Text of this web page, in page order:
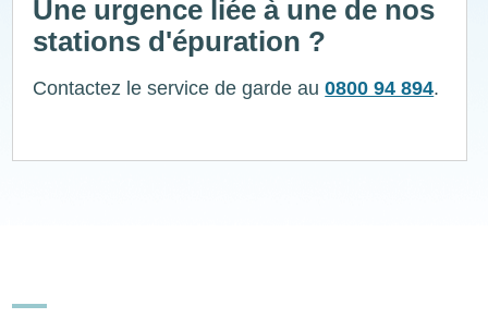
Une urgence liée à une de nos
stations d'épuration ?
Contactez le service de garde au0800 94 894.